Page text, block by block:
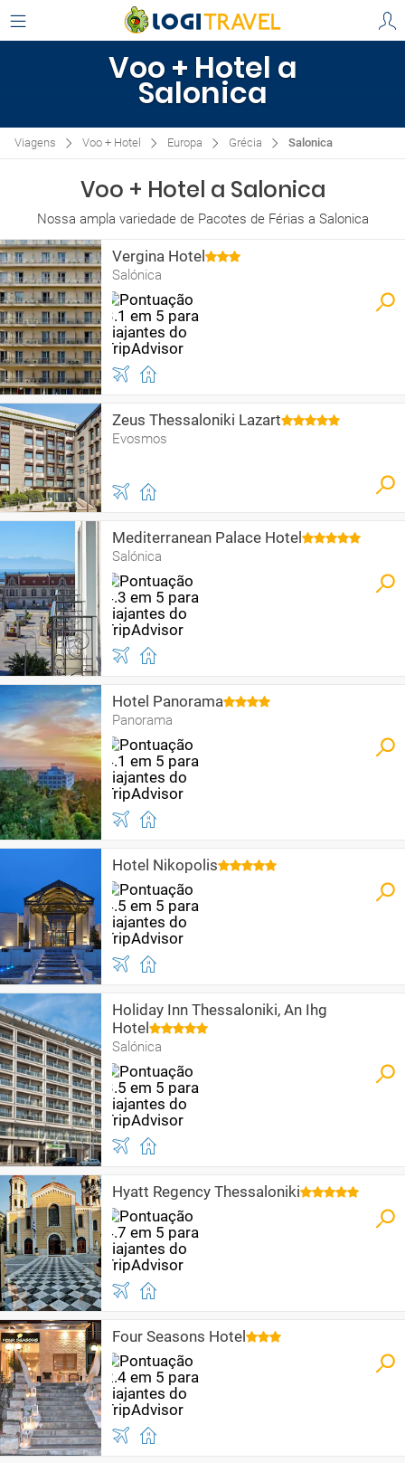
Voo + Hotel a
Salonica
Viagens Voo + Hotel Europa Grécia Salonica
Voo + Hotel a Salonica
Nossa ampla variedade de Pacotes de Férias a Salonica
Vergina Hotel
Salónica
Zeus Thessaloniki Lazart
Evosmos
Mediterranean Palace Hotel
Salónica
Hotel Panorama
Panorama
Hotel Nikopolis
Holiday Inn Thessaloniki, An Ihg
Hotel
Salónica
Hyatt Regency Thessaloniki
Four Seasons Hotel